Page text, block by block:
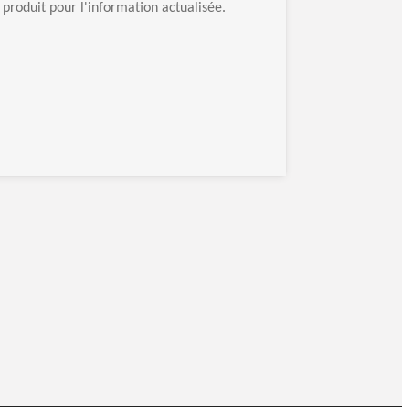
pour l'information actualisée.